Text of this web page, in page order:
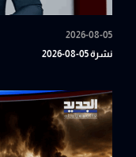
2026-08-05
نشرة 05-08-2026